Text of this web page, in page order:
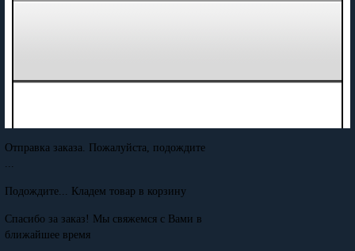
Отправка заказа. Пожалуйста, подождите
...
Подождите... Кладем товар в корзину
Спасибо за заказ! Мы свяжемся с Вами в
ближайшее время